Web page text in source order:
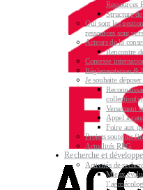
Ressources
Structure
Qui sont les
ressources sont
Acteurs de la
Rencontre
Contexte
Réglementation &
Je souhaite
collection(s)
Versement
Appel à
Foire aux
Projets soutenus
Actualités RPG
Recherche et
Activités de
Mieux